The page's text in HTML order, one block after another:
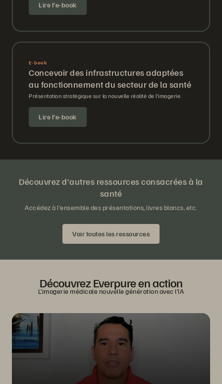
Lire l’e-book
E-book
Concevoir des infrastructures adaptées
au fonctionnement du secteur de la santé
Présentation stratégique sur la nouvelle réalité de l’imagerie.
Lire l’e-book
Découvrez d’autres ressources consacrées à la
santé
Accédez à l’ensemble des présentations, livres blancs, etc.
Voir toutes les ressources
Découvrez Everpure en action
L’imagerie médicale nouvelle génération avec l’IA